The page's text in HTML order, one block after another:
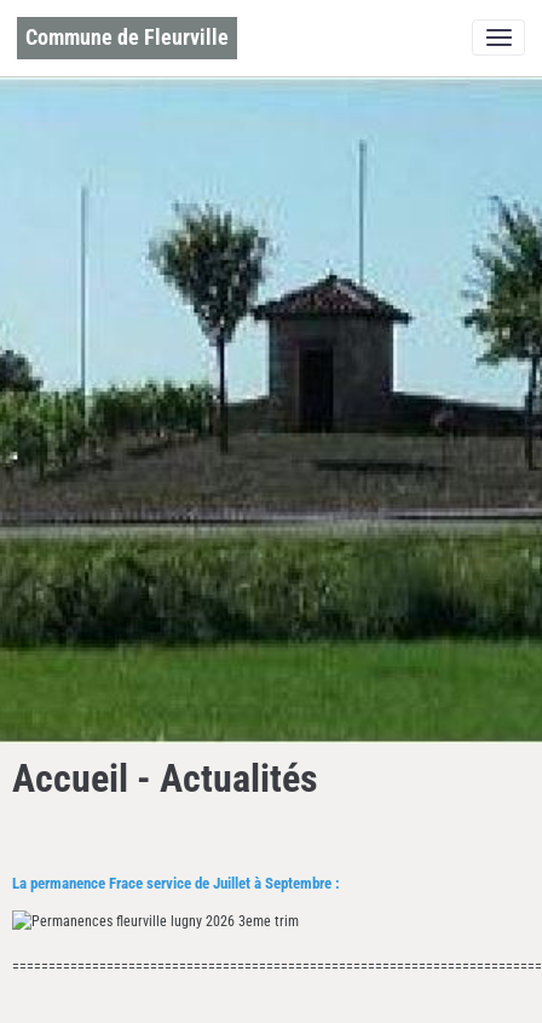
Commune de Fleurville
Accueil - Actualités
La permanence Frace service de Juillet à Septembre :